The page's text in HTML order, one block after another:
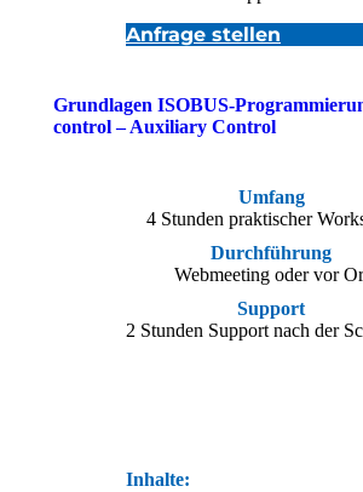
Anfrage stellen
Grundlagen ISOBUS-
control – Auxiliary Control
Umfang
4 Stunden praktischer
Durchführung
Webmeeting oder vor
Support
2 Stunden Support nach der
Inhalte: